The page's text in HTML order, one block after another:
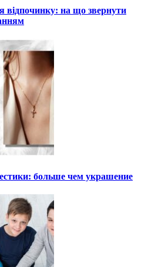
відпочинку: на що звернути
больше чем украшение